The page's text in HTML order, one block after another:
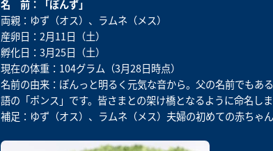
名 前：「ぽんず」
両親：ゆず（オス）、ラムネ（メス）
産卵日：2月11日（土）
孵化日：3月25日（土）
現在の体重：104グラム（3月28日時点）
名前の由来：ぽんっと明るく元気な音から。父の名前でもあ
語の「ポンス」です。皆さまとの架け橋となるように命名しま
補足：ゆず（オス）、ラムネ（メス）夫婦の初めての赤ちゃん